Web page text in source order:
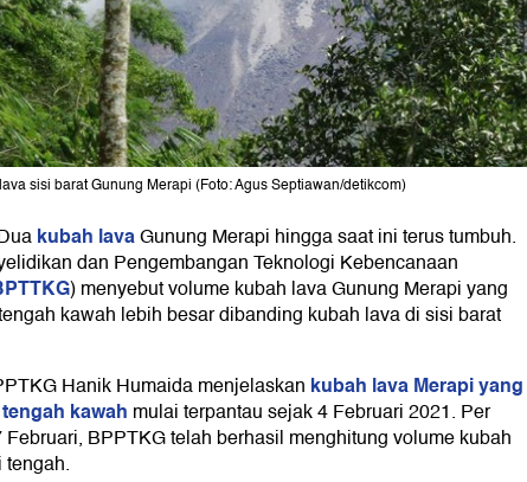
sisi barat Gunung Merapi (Foto: Agus Septiawan/detikcom)
kubah lavaGunung Merapi hingga saat ini terus tumbuh.
dan Pengembangan Teknologi Kebencanaan
) menyebut volume kubah lava Gunung Merapi yang
kawah lebih besar dibanding kubah lava di sisi barat
Hanik Humaida menjelaskan kubah lava Merapi yang
kawah mulai terpantau sejak 4 Februari 2021. Per
BPPTKG telah berhasil menghitung volume kubah